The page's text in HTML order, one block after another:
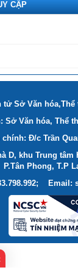
2025)
CẬP
Sở Văn
Sở Văn hóa, Thể
Đ/c Trần
D, khu Trung
P.Tân Phong, T.P
Email: